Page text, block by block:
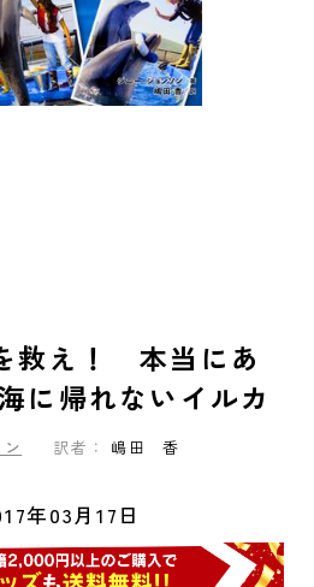
救え！ 本当にあ
に帰れないイルカ
訳者： 嶋田 香
年03月17日